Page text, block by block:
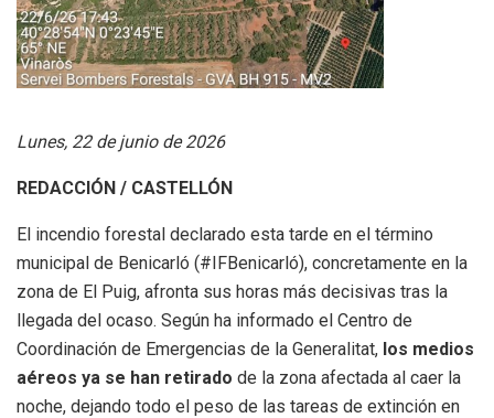
Lunes, 22 de junio de 2026
REDACCIÓN / CASTELLÓN
El incendio forestal declarado esta tarde en el término
municipal de Benicarló (#IFBenicarló), concretamente en la
zona de El Puig, afronta sus horas más decisivas tras la
llegada del ocaso. Según ha informado el Centro de
Coordinación de Emergencias de la Generalitat, los medios
aéreos ya se han retirado de la zona afectada al caer la
noche, dejando todo el peso de las tareas de extinción en